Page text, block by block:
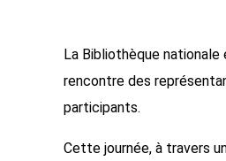
La Bibliothèque
rencontre des
participants.
Cette journée, à travers